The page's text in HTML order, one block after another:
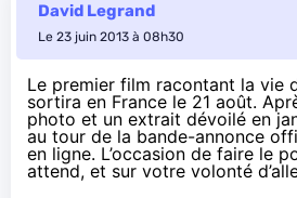
David Legrand
Le 23 juin 2013 à 08h30
Le premier film racontant la vie
sortira en France le 21 août.
photo et un extrait dévoilé en
au tour de la bande-annonce
en ligne. L’occasion de faire le
attend, et sur votre volonté